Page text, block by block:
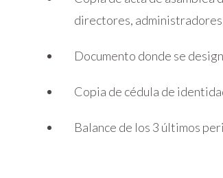
directores,
Documento donde se
Copia de cédula de
Balance de los 3 últimos